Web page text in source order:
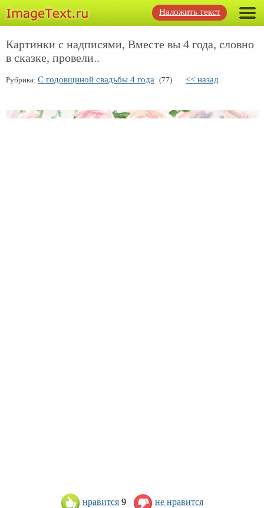
Наложить текст
Картинки с надписями, Вместе вы 4 года, словно
в сказке, провели..
Рубрика: С годовщиной свадьбы 4 года (77) << назад
нравится 9 не нравится